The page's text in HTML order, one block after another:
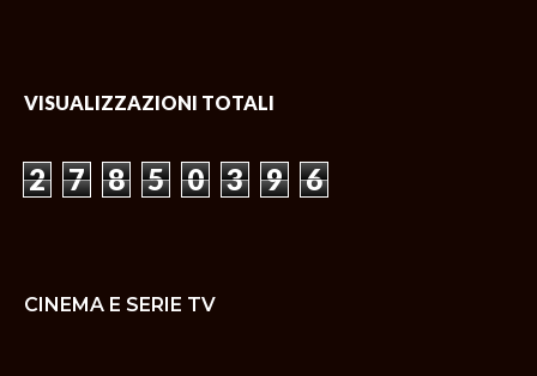
VISUALIZZAZIONI TOTALI
2 7 8 5 0 3 9 6
CINEMA E SERIE TV